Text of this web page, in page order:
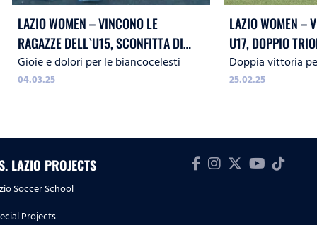
LAZIO WOMEN – VINCONO LE
RAGAZZE DELL`U15, SCONFITTA DI
MISURA PER LA 17
Gioie e dolori per le biancocelesti
04.03.25
LAZIO WOMEN –
U17, DOPPIO
BARI
Doppia vittoria
25.02.25
LAZIO PROJECTS
Soccer School
Projects